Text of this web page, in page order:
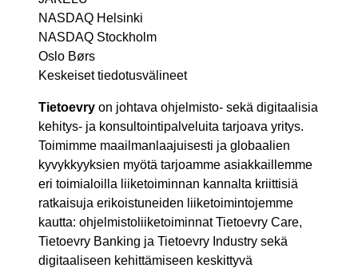
NASDAQ Helsinki
NASDAQ Stockholm
Oslo Børs
Keskeiset tiedotusvälineet
Tietoevry on johtava ohjelmisto- sekä digitaalisia
kehitys- ja konsultointipalveluita tarjoava yritys.
Toimimme maailmanlaajuisesti ja globaalien
kyvykkyyksien myötä tarjoamme asiakkaillemme
eri toimialoilla liiketoiminnan kannalta kriittisiä
ratkaisuja erikoistuneiden liiketoimintojemme
kautta: ohjelmistoliiketoiminnat Tietoevry Care,
Tietoevry Banking ja Tietoevry Industry sekä
digitaaliseen kehittämiseen keskittyvä